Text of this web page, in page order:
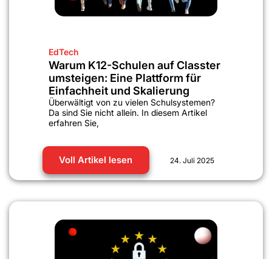
EdTech
Warum K12-Schulen auf Classter
umsteigen: Eine Plattform für
Einfachheit und Skalierung
Überwältigt von zu vielen Schulsystemen?
Da sind Sie nicht allein. In diesem Artikel
erfahren Sie,
Voll Artikel lesen 24. Juli 2025